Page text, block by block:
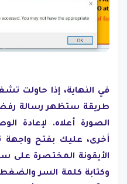
في النهاية، إذا حاولت
طريقة ستظهر رسالة
الصورة أعلاه. لإعادة
الأيقونة المختصرة على